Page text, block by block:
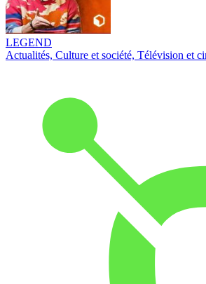
LEGEND
Actualités, Culture et société, Télévision et